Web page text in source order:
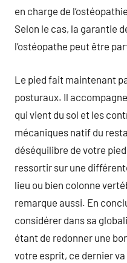
en charge de
Selon le cas, la garantie
l’ostéopathe peut être
Le pied fait maintenant
posturaux. Il
qui vient du sol et les
mécaniques natif du
déséquilibre de votre
ressortir sur une
lieu ou bien colonne
remarque aussi. En
considérer dans sa
étant de redonner une
votre esprit, ce dernier